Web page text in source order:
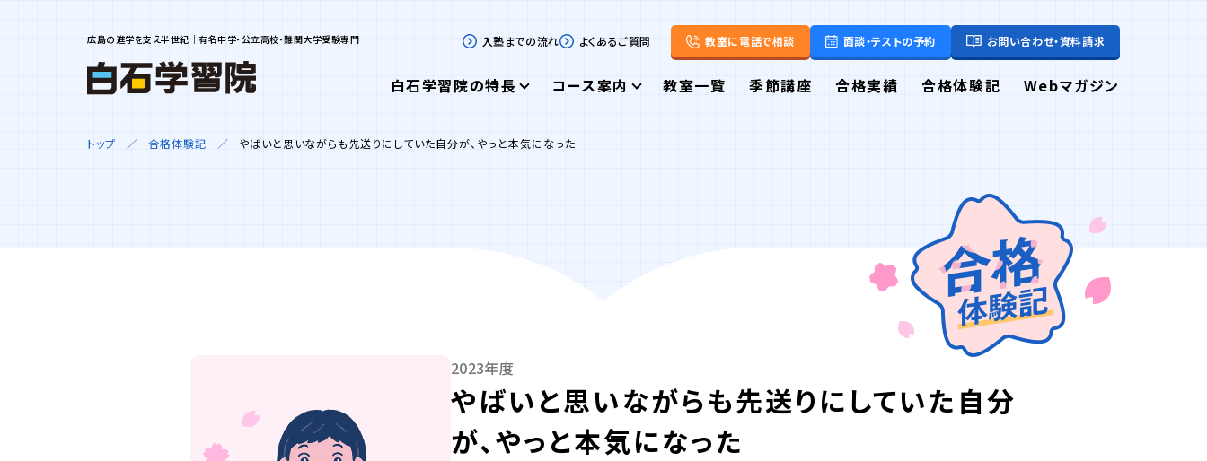
広島の進学を支え半世紀｜有名中学・公立高校・難関大学受験専門 入塾までの流れ よくあるご質問 教室に電話で相談 面談・テストの予約 お問い合わせ・資料請求
白石学習院の特長 コース案内 教室一覧 季節講座 合格実績 合格体験記 Webマガジン
トップ 合格体験記 やばいと思いながらも先送りにしていた自分が、やっと本気になった
2023年度
やばいと思いながらも先送りにしていた自分
が、やっと本気になった